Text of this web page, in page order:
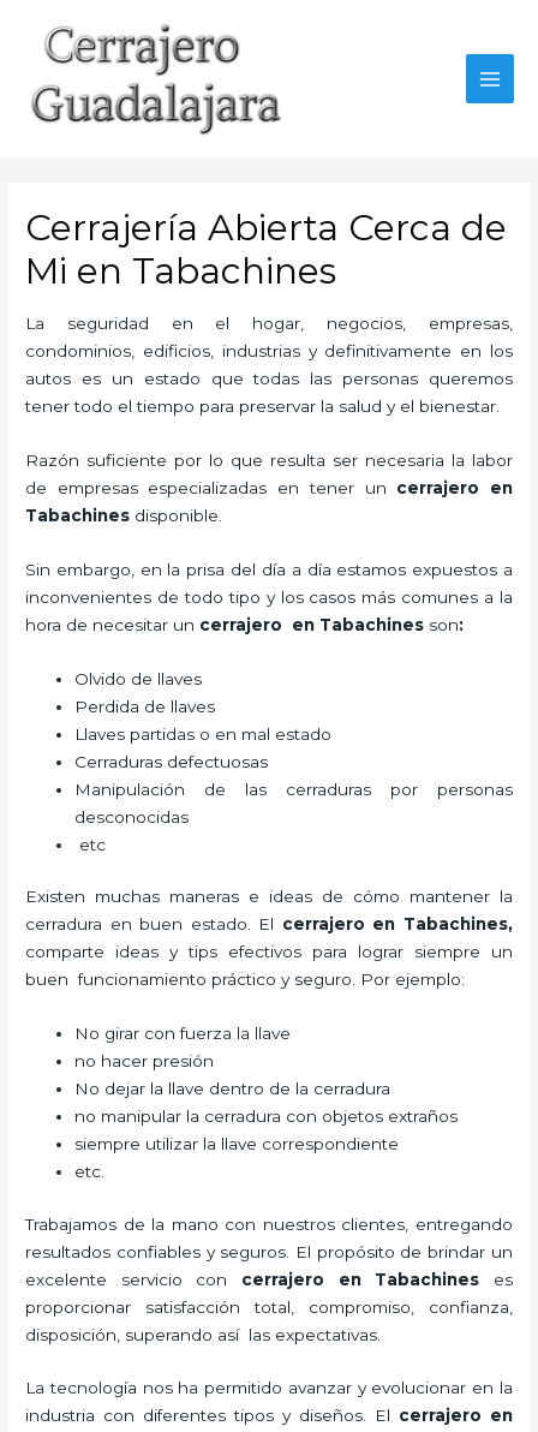
contenido
Cerrajería Abierta Cerca de
Mi en Tabachines
La seguridad en el hogar, negocios, empresas,
condominios, edificios, industrias y definitivamente en los
autos es un estado que todas las personas queremos
tener todo el tiempo para preservar la salud y el bienestar.
Razón suficiente por lo que resulta ser necesaria la labor
de empresas especializadas en tener un cerrajero en
Tabachines disponible.
Sin embargo, en la prisa del día a día estamos expuestos a
inconvenientes de todo tipo y los casos más comunes a la
hora de necesitar un cerrajero en Tabachines son:
Olvido de llaves
Perdida de llaves
Llaves partidas o en mal estado
Cerraduras defectuosas
Manipulación de las cerraduras por personas
desconocidas
etc
Existen muchas maneras e ideas de cómo mantener la
cerradura en buen estado. El cerrajero en Tabachines,
comparte ideas y tips efectivos para lograr siempre un
buen funcionamiento práctico y seguro. Por ejemplo:
No girar con fuerza la llave
no hacer presión
No dejar la llave dentro de la cerradura
no manipular la cerradura con objetos extraños
siempre utilizar la llave correspondiente
etc.
Trabajamos de la mano con nuestros clientes, entregando
resultados confiables y seguros. El propósito de brindar un
excelente servicio con cerrajero en Tabachines es
proporcionar satisfacción total, compromiso, confianza,
disposición, superando así las expectativas.
La tecnología nos ha permitido avanzar y evolucionar en la
industria con diferentes tipos y diseños. El cerrajero en